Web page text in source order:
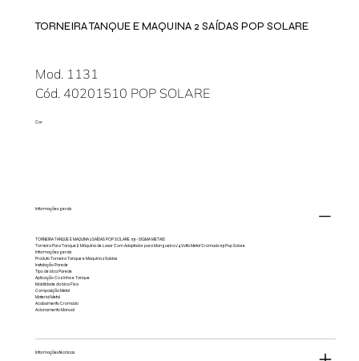
TORNEIRA TANQUE E MAQUINA 2 SAÍDAS POP SOLARE
Mod. 1131
Cód. 40201510 POP SOLARE
Cor
Informações gerais
TORNEIRA TANQUE E MAQUINA 2 SAÍDAS POP SOLARE 1131 - SIGMA METAIS
Torneira Para Tanque E Máquina de Lavar Com Adaptador para Mangueira 1/4 Volta Metal Cromado 1131 Pop Solare
Informações gerais
Produto Torneira Tanque e Maquina 2 Saídas
Instalação Parede
Tipo de bica Parede
Aplicação Cozinha e Tanque
Mobilidade da bica Fixa
Composição Metal
Material Metal
Acabamento Cromado
Acionamento Manual
Informações técnicas